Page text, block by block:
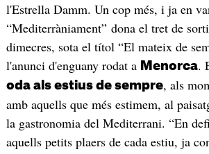
l'Estrella Damm. Un cop més, i ja en
“Mediterràniament” dona el tret de
dimecres, sota el títol “El mateix de
l'anunci d'enguany rodat a Menorca.
oda als estius de sempre, als
amb aquells que més estimem, al
la gastronomia del Mediterrani. “En
aquells petits plaers de cada estiu, ja